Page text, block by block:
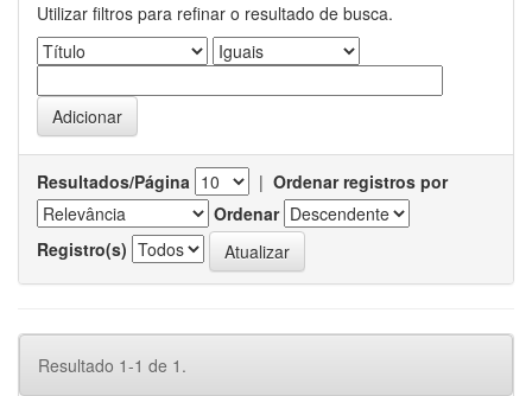
Utilizar filtros para refinar o resultado de busca.
Resultados/Página | Ordenar registros por
Ordenar
Registro(s)
Resultado 1-1 de 1.